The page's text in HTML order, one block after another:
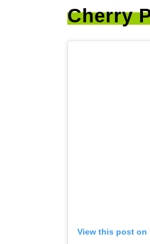
Cherry
View this post on